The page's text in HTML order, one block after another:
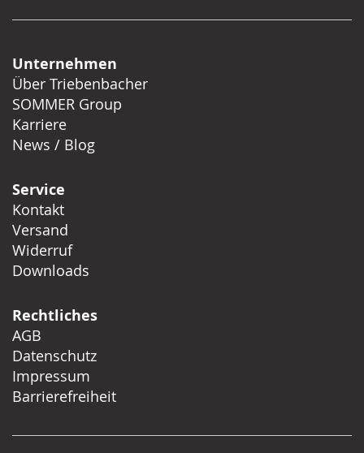
Unternehmen
Über Triebenbacher
SOMMER Group
Karriere
News / Blog
Service
Kontakt
Versand
Widerruf
Downloads
Rechtliches
AGB
Datenschutz
Impressum
Barrierefreiheit